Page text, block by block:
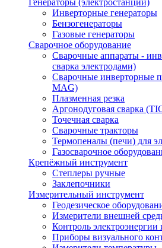
Генераторы (электростанции)
Инверторные генераторы
Бензогенераторы
Газовые генераторы
Сварочное оборудование
Сварочные аппараты -
сварка электродами)
Сварочные инверторные
MAG)
Плазменная резка
Аргонодуговая сварка
Точечная сварка
Сварочные тракторы
Термопеналы (печи) для
Газосварочное
Крепёжный инструмент
Степлеры ручные
Заклепочники
Измерительный инструмент
Геодезическое
Измерители внешней
Контроль электроэнергии
Приборы визуального